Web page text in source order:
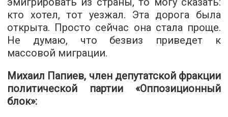
кто хотел, тот уезжал. Эта дорога была
открыта. Просто сейчас она стала проще.
Не думаю, что безвиз приведет к
массовой миграции.
Михаил Папиев, член депутатской фракции
политической партии «Оппозиционный
блок»: